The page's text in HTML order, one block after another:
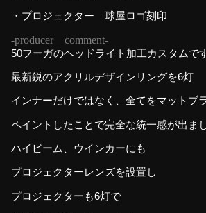
・プロジェクター 球屋ロゴ刻印
-producer comment-
50フーガのヘッドライト加工カスタムです
最新鋭のアクリルデザインリングを6灯
インナーだけではなく、全てをマットブ
ペイントしたことで完全な統一感が出まし
ハイビーム、ウインカーにも
プロジェクターレンズを設置し
プロジェクターも6灯で